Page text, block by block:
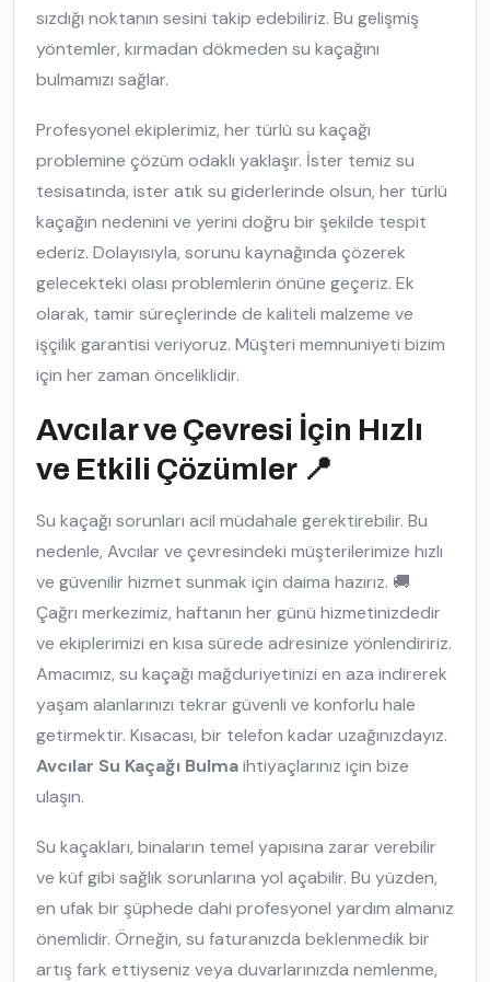
sızdığı noktanın sesini takip edebiliriz. Bu gelişmiş
yöntemler, kırmadan dökmeden su kaçağını
bulmamızı sağlar.
Profesyonel ekiplerimiz, her türlü su kaçağı
problemine çözüm odaklı yaklaşır. İster temiz su
tesisatında, ister atık su giderlerinde olsun, her türlü
kaçağın nedenini ve yerini doğru bir şekilde tespit
ederiz. Dolayısıyla, sorunu kaynağında çözerek
gelecekteki olası problemlerin önüne geçeriz. Ek
olarak, tamir süreçlerinde de kaliteli malzeme ve
işçilik garantisi veriyoruz. Müşteri memnuniyeti bizim
için her zaman önceliklidir.
Avcılar ve Çevresi İçin Hızlı
ve Etkili Çözümler 📍
Su kaçağı sorunları acil müdahale gerektirebilir. Bu
nedenle, Avcılar ve çevresindeki müşterilerimize hızlı
ve güvenilir hizmet sunmak için daima hazırız. 🚚
Çağrı merkezimiz, haftanın her günü hizmetinizdedir
ve ekiplerimizi en kısa sürede adresinize yönlendiririz.
Amacımız, su kaçağı mağduriyetinizi en aza indirerek
yaşam alanlarınızı tekrar güvenli ve konforlu hale
getirmektir. Kısacası, bir telefon kadar uzağınızdayız.
Avcılar Su Kaçağı Bulmaihtiyaçlarınız için bize
ulaşın.
Su kaçakları, binaların temel yapısına zarar verebilir
ve küf gibi sağlık sorunlarına yol açabilir. Bu yüzden,
en ufak bir şüphede dahi profesyonel yardım almanız
önemlidir. Örneğin, su faturanızda beklenmedik bir
artış fark ettiyseniz veya duvarlarınızda nemlenme,